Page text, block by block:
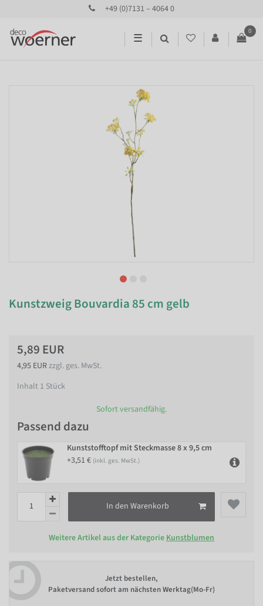
+49 (0)7131 – 4064 0
☰
0
Kunstzweig Bouvardia 85 cm gelb
5,89 EUR
4,95 EURzzgl. ges. MwSt.
Inhalt 1 Stück
Sofort versandfähig.
Passend dazu
Kunststofftopf mit Steckmasse 8 x 9,5 cm
+3,51 € (inkl. ges. MwSt.)
In den Warenkorb
Weitere Artikel aus der Kategorie Kunstblumen
Jetzt bestellen,
Paketversand sofort am nächsten Werktag(Mo-Fr)